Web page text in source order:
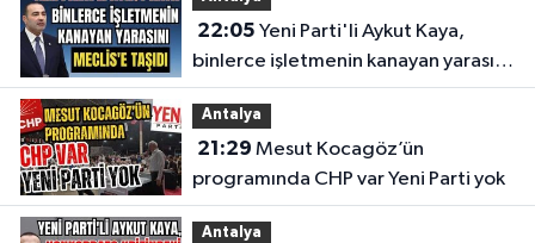
22:05
binlerce işletmenin kanayan yarasını
Meclis'e taşıdı
Antalya
21:29
programında CHP var Yeni Parti yok
Antalya